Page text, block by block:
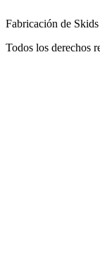
Fabricación de
Todos los derechos